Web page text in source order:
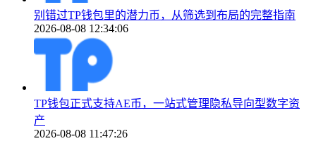
别错过TP钱包里的潜力币，从筛选到布局的完整指南
2026-08-08 12:34:06
TP钱包正式支持AE币，一站式管理隐私导向型数字资
产
2026-08-08 11:47:26